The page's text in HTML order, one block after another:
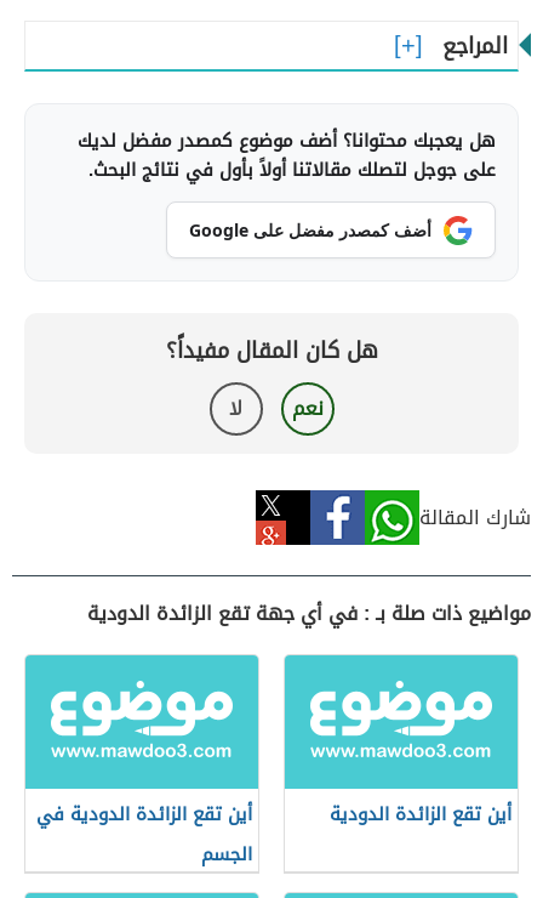
المراجع
هل يعجبك محتوانا؟ أضف موضوع كمصدر مفضل لديك
على جوجل لتصلك مقالاتنا أولاً بأول في نتائج البحث.
أضف كمصدر مفضل على Google
هل كان المقال مفيداً؟
نعم لا
شارك المقالة
مواضيع ذات صلة بـ : في أي جهة تقع الزائدة الدودية
أين تقع الزائدة الدودية
أين تقع الزائدة الدودية في
الجسم